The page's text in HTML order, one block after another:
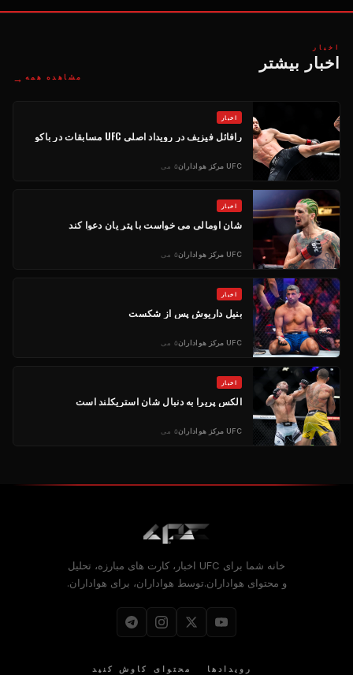
اخبار
اخبار بیشتر
مشاهده همه →
اخبار
رافائل فیزیف در رویداد اصلی UFC مسابقات در باکو
UFC مرکز هواداران۵ می
اخبار
شان اومالی می خواست با پتر یان دعوا کند
UFC مرکز هواداران۵ می
اخبار
بنیل داریوش پس از شکست
UFC مرکز هواداران۵ می
اخبار
الکس پریرا به دنبال شان استریکلند است
UFC مرکز هواداران۵ می
خانه شما برای UFC اخبار، کارت های مبارزه، تحلیل
و محتوای هواداران.توسط هواداران، برای هواداران.
رویدادها محتوای کاوش کنید